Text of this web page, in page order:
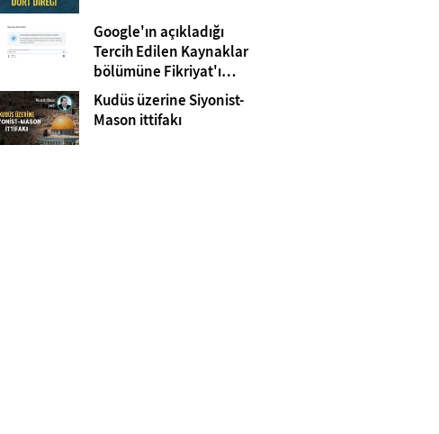
Google'ın açıkladığı
Tercih Edilen Kaynaklar
bölümüne Fikriyat'ı
eklemeyi unutmayın!
Kudüs üzerine Siyonist-
Mason ittifakı